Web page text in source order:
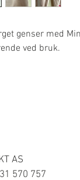
genser med
ved bruk.
AS
570 757